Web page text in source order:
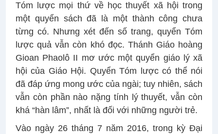
Tóm lược mọi thứ về học thuyết xã hội trong
một quyển sách đã là một thành công chưa
từng có. Nhưng xét đến số trang, quyển Tóm
lược quả vẫn còn khó đọc. Thánh Giáo hoàng
Gioan Phaolô II mơ ước một quyển giáo lý xã
hội của Giáo Hội. Quyển Tóm lược có thể nói
đã đáp ứng mong ước của ngài; tuy nhiên, sách
vẫn còn phần nào nặng tính lý thuyết, vẫn còn
khá “hàn lâm”, nhất là đối với những người trẻ.
Vào ngày 26 tháng 7 năm 2016, trong kỳ Đại